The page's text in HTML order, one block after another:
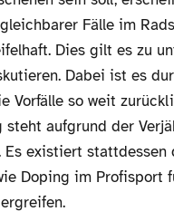
Fälle im
Dies gilt es zu
Dabei ist es
Vorfälle so weit
steht aufgrund der
Es existiert stattdessen
Doping im Profisport